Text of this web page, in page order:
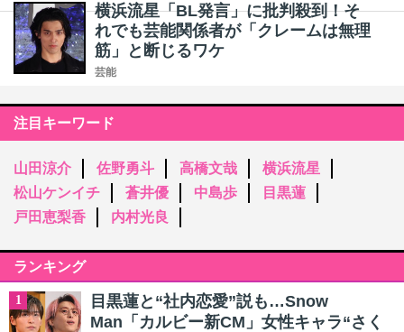
横浜流星「BL発言」に批判殺到！そ
れでも芸能関係者が「クレームは無理
筋」と断じるワケ
芸能
注目キーワード
山田涼介 佐野勇斗 高橋文哉
横浜流星
松山ケンイチ
蒼井優 中島歩
目黒蓮
戸田恵梨香
内村光良
ランキング
1
目黒蓮と“社内恋愛”説も…Snow
Man「カルビー新CM」女性キャラ“さく